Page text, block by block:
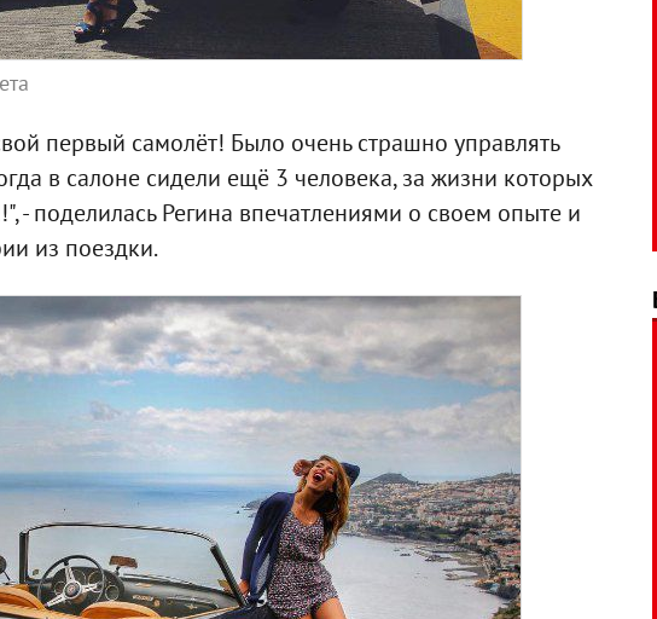
первый самолёт! Было очень страшно управлять
в салоне сидели ещё 3 человека, за жизни которых
- поделилась Регина впечатлениями о своем опыте и
из поездки.